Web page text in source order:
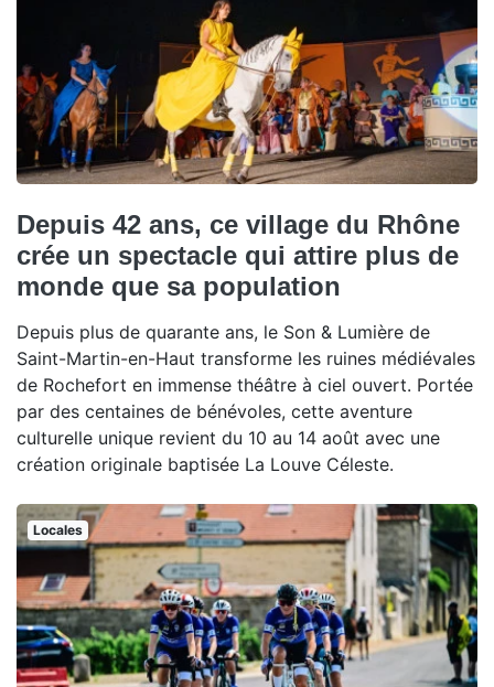
Depuis 42 ans, ce village du Rhône
crée un spectacle qui attire plus de
monde que sa population
Depuis plus de quarante ans, le Son & Lumière de
Saint-Martin-en-Haut transforme les ruines médiévales
de Rochefort en immense théâtre à ciel ouvert. Portée
par des centaines de bénévoles, cette aventure
culturelle unique revient du 10 au 14 août avec une
création originale baptisée La Louve Céleste.
Locales